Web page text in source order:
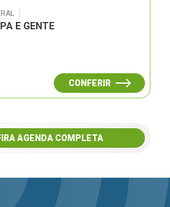
E GENTE
CONFERIR
AGENDA COMPLETA